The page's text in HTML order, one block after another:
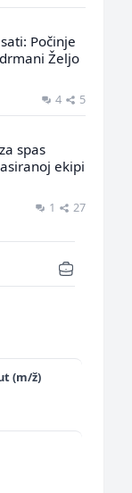
Počinje
Željo
4 5
spas
ekipi
1 27
(m/ž)